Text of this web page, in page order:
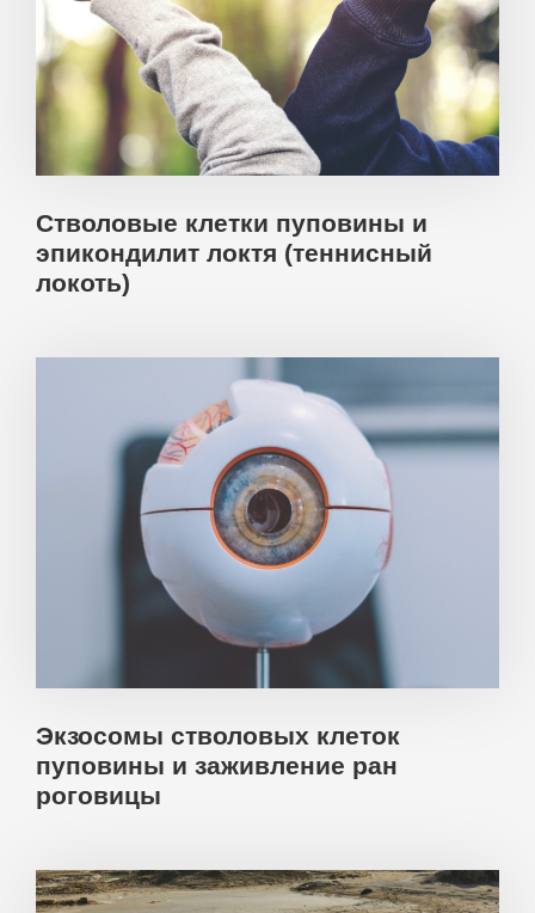
Стволовые клетки пуповины и
эпикондилит локтя (теннисный
локоть)
Экзосомы стволовых клеток
пуповины и заживление ран
роговицы